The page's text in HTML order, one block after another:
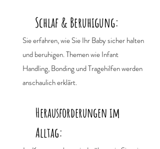
Schlaf & Beruhigung:
Sie erfahren, wie Sie Ihr Baby sicher halten
und beruhigen. Themen wie Infant
Handling, Bonding und Tragehilfen werden
anschaulich erklärt.
Herausforderungen im
Alltag: